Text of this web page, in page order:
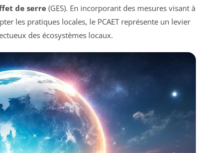
de serre (GES). En incorporant des mesures visant à
les pratiques locales, le PCAET représente un levier
des écosystèmes locaux.